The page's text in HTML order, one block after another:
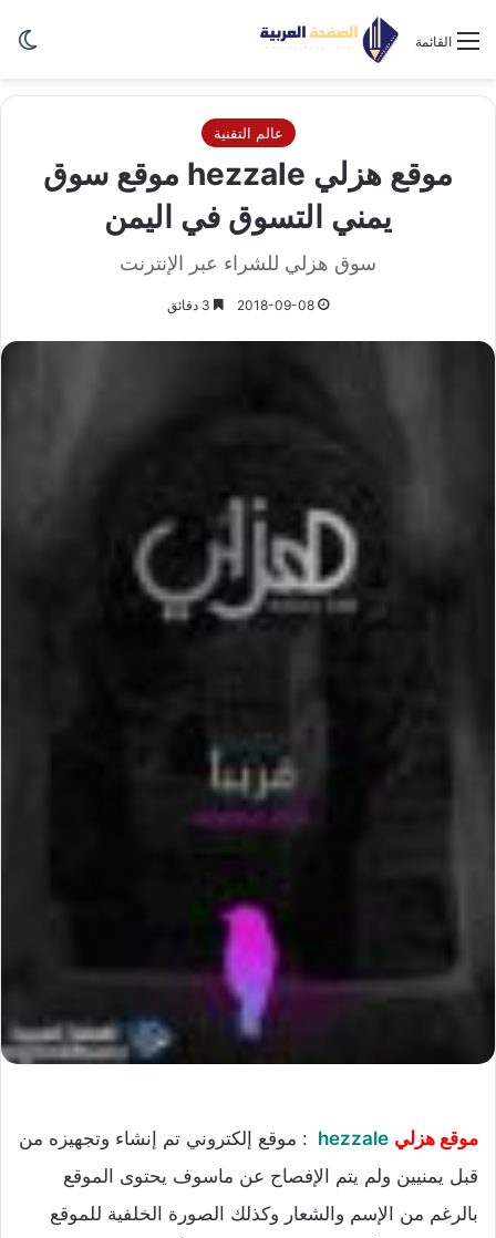
القائمة
عالم التقنية
موقع هزلي hezzale موقع سوق
يمني التسوق في اليمن
سوق هزلي للشراء عبر الإنترنت
2018-09-08
موقع هزلي hezzale : موقع إلكتروني تم إنشاء وتجهيزه من
قبل يمنيين ولم يتم الإفصاح عن ماسوف يحتوى الموقع
بالرغم من الإسم والشعار وكذلك الصورة الخلفية للموقع